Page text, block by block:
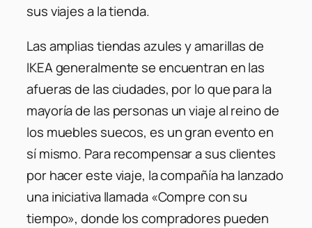
sus viajes a la tienda.
Las amplias tiendas azules y amarillas de
IKEA generalmente se encuentran en las
afueras de las ciudades, por lo que para la
mayoría de las personas un viaje al reino de
los muebles suecos, es un gran evento en
sí mismo. Para recompensar a sus clientes
por hacer este viaje, la compañía ha lanzado
una iniciativa llamada «Compre con su
tiempo», donde los compradores pueden